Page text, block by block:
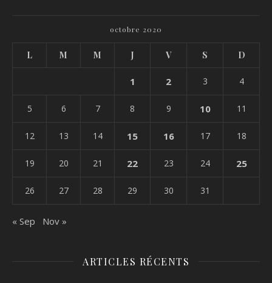
octobre 2020
L M M J V S D
1 2 3 4
5 6 7 8 9 10 11
12 13 14 15 16 17 18
19 20 21 22 23 24 25
26 27 28 29 30 31
« Sep Nov »
ARTICLES RÉCENTS